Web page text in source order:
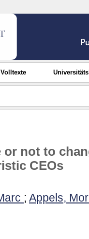
Volltexte
or not to
CEOs
; Appels,